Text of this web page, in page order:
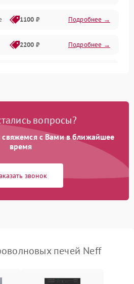
1100 ₽ Подробнее →
2200 ₽ Подробнее →
2400 ₽ Подробнее →
2000 ₽
Подробнее →
вопросы?
свяжемся с Вами в ближайшее
время
звонок
печей Neff